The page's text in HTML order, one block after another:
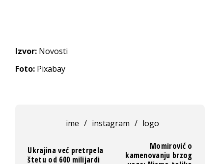
Izvor: Novosti
Foto: Pixabay
ime / instagram / logo
Ukrajina već pretrpela
štetu od 600 milijardi
Momirović o
kamenovanju brzog